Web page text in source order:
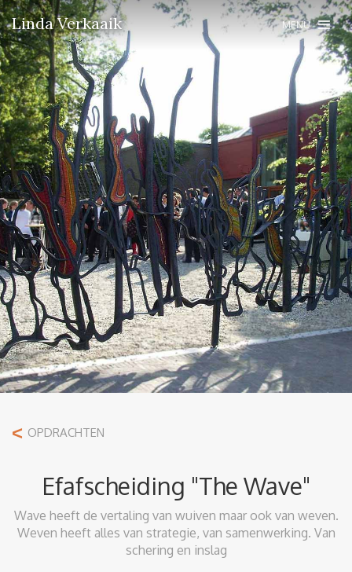
Linda Verkaaik MENU
< OPDRACHTEN
Efafscheiding "The Wave"
Wave heeft de vertaling van wuiven maar ook van weven.
Weven heeft alles van strategie, van samenwerking. Van
schering en inslag